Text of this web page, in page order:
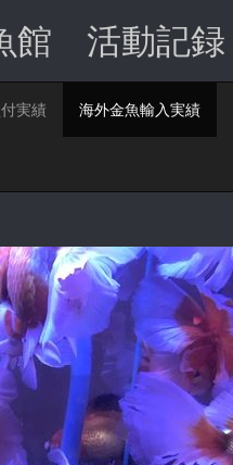
館 活動記録
実績 海外金魚輸入実績